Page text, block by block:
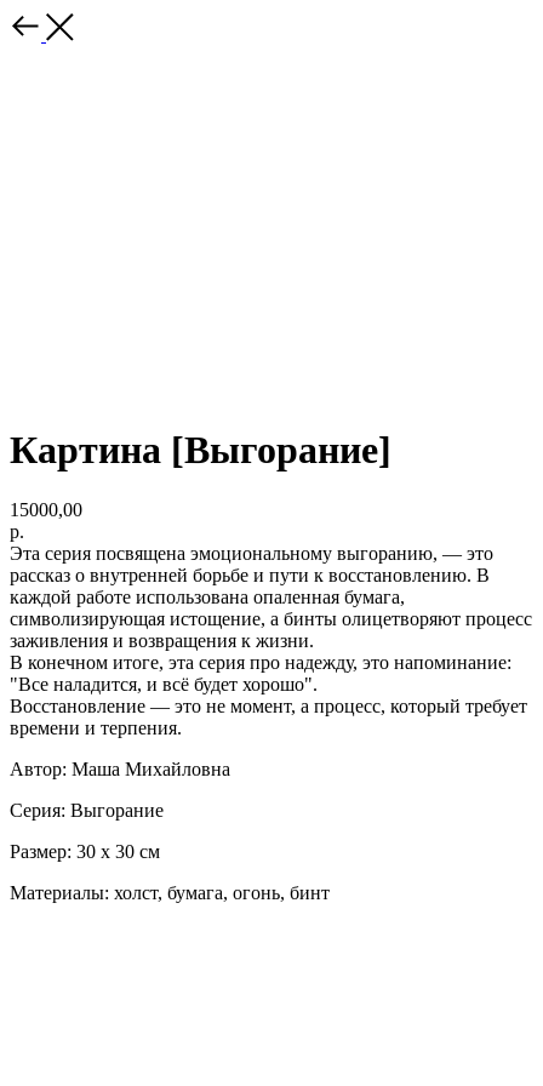
Картина [Выгорание]
15000,00
р.
Эта серия посвящена эмоциональному выгоранию, — это
рассказ о внутренней борьбе и пути к восстановлению. В
каждой работе использована опаленная бумага,
символизирующая истощение, а бинты олицетворяют процесс
заживления и возвращения к жизни.
В конечном итоге, эта серия про надежду, это напоминание:
"Все наладится, и всё будет хорошо".
Восстановление — это не момент, а процесс, который требует
времени и терпения.
Автор: Маша Михайловна
Серия: Выгорание
Размер: 30 х 30 см
Материалы: холст, бумага, огонь, бинт